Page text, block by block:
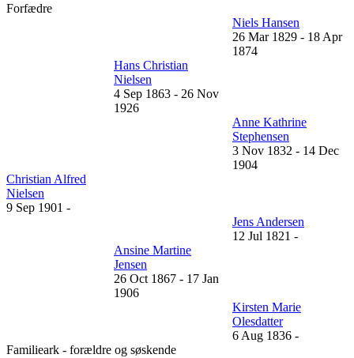
Forfædre
Niels Hansen
26 Mar 1829 - 18 Apr
1874
Hans Christian
Nielsen
4 Sep 1863 - 26 Nov
1926
Anne Kathrine
Stephensen
3 Nov 1832 - 14 Dec
1904
Christian Alfred
Nielsen
9 Sep 1901 -
Jens Andersen
12 Jul 1821 -
Ansine Martine
Jensen
26 Oct 1867 - 17 Jan
1906
Kirsten Marie
Olesdatter
6 Aug 1836 -
Familieark - forældre og søskende